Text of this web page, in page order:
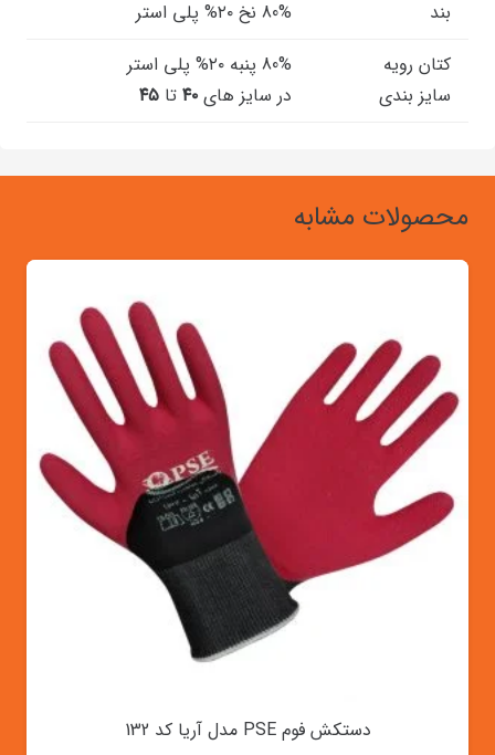
بند
80% نخ ۲۰% پلی استر
کتان رویه
سایز بندی
80% پنبه ۲۰% پلی استر
در سایز های ۴۰ تا ۴۵
محصولات مشابه
دستکش فوم PSE مدل آریا کد 132